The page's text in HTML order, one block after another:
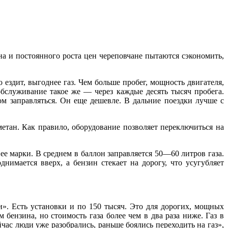
и постоянного роста цен череповчане пытаются сэкономить,
выгоднее газ. Чем больше пробег, мощность двигателя,
такое же — через каждые десять тысяч пробега.
заправляться. Он еще дешевле. В дальние поездки лучше с
Как правило, оборудование позволяет переключиться на
марки. В среднем в баллон заправляется 50—60 литров газа.
вверх, а бензин стекает на дорогу, что усугубляет
Есть установки и по 150 тысяч. Это для дорогих, мощных
но стоимость газа более чем в два раза ниже. Газ в
люди уже разобрались, раньше боялись переходить на газ»,